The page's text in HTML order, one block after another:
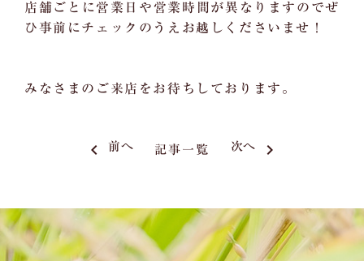
店舗ごとに営業日や営業時間が異なりますのでぜ
ひ事前にチェックのうえお越しくださいませ！
みなさまのご来店をお待ちしております。
keyboard_arrow_left 前へ 記事一覧 次へ keyboard_arrow_right